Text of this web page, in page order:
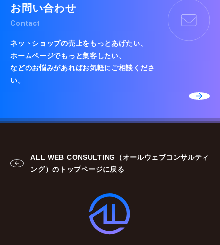
お問い合わせ
Contact
ネットショップの売上をもっとあげたい、
ホームページでもっと集客したい、
などのお悩みがあればお気軽にご相談くださ
い。
ALL WEB CONSULTING（オールウェブコンサルティ
ング）のトップページに戻る